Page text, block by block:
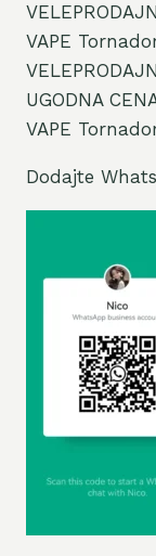
VAPE
UGODNA
VAPE
Dodajte